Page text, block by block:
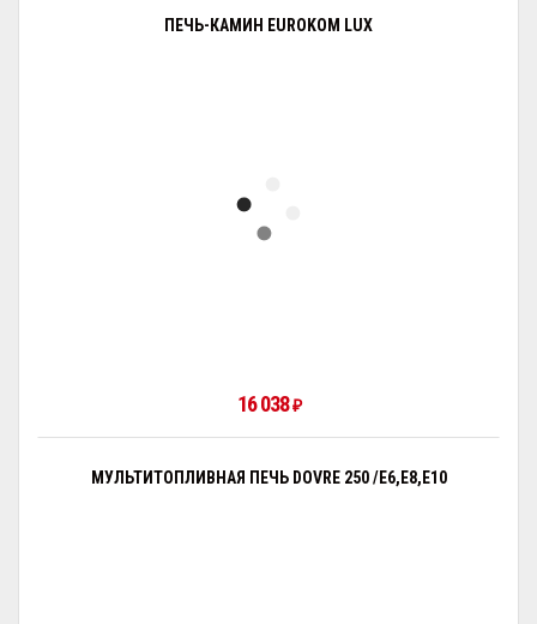
ПЕЧЬ-КАМИН EUROKOM LUX
16 038₽
МУЛЬТИТОПЛИВНАЯ ПЕЧЬ DOVRE 250 /E6,E8,E10